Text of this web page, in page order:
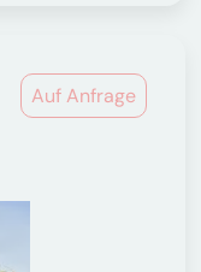
Auf Anfrage